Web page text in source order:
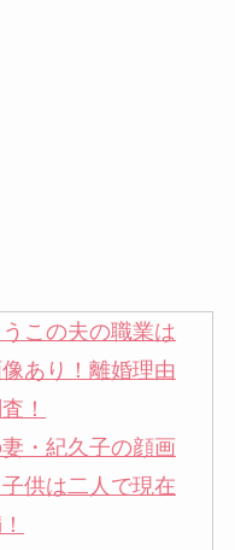
この夫の職業は
あり！離婚理由
！
・紀久子の顔画
供は二人で現在